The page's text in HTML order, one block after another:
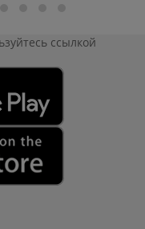
ссылкой